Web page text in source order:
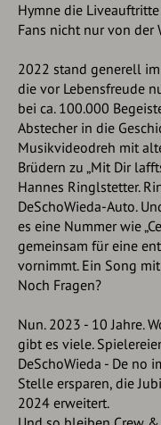
Hymne die
Fans nicht nur von der
2022 stand generell
die vor Lebensfreude
bei ca. 100.000
Abstecher in die
Musikvideodreh mit
Brüdern zu „Mit Dir
Hannes Ringlstetter.
DeSchoWieda-Auto.
es eine Nummer wie
gemeinsam für eine
vornimmt. Ein Song
Noch Fragen?
Nun. 2023 - 10 Jahre.
gibt es viele.
DeSchoWieda - De no
Stelle ersparen, die
2024 erweitert.